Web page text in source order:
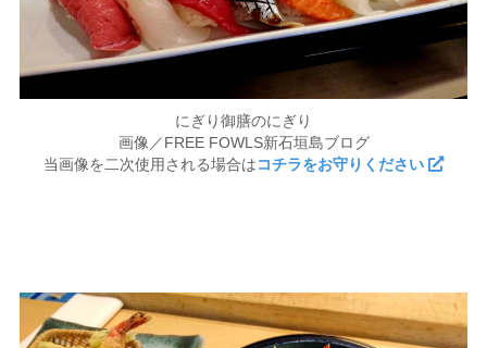
にぎり御膳のにぎり
画像／FREE FOWLS新石垣島ブログ
当画像を二次使用される場合はコチラをお守りください